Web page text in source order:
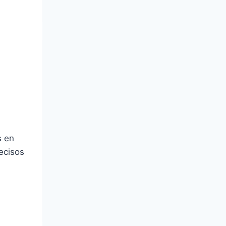
en